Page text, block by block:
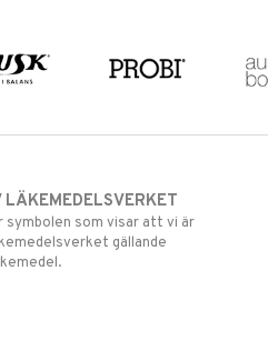
LÄKEMEDELSVERKET
symbolen som visar att vi är
gällande